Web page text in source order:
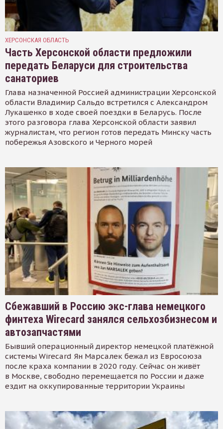
ХЕРСОНСКАЯ ОБЛАСТЬ
Часть Херсонской области предложили
передать Беларуси для строительства
санаториев
Глава назначенной Россией администрации Херсонской
области Владимир Сальдо встретился с Александром
Лукашенко в ходе своей поездки в Беларусь. После
этого разговора глава Херсонской области заявил
журналистам, что регион готов передать Минску часть
побережья Азовского и Черного морей
Сбежавший в Россию экс-глава немецкого
финтеха Wirecard занялся сельхозбизнесом и
автозапчастями
Бывший операционный директор немецкой платёжной
системы Wirecard Ян Марсалек бежал из Евросоюза
после краха компании в 2020 году. Сейчас он живёт
в Москве, свободно перемещается по России и даже
ездит на оккупированные территории Украины